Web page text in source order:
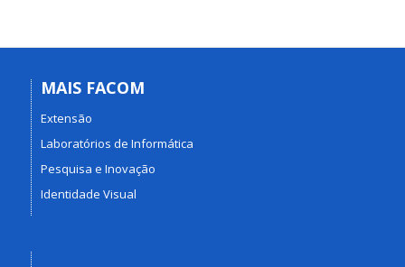
MAIS FACOM
Extensão
Laboratórios de Informática
Pesquisa e Inovação
Identidade Visual